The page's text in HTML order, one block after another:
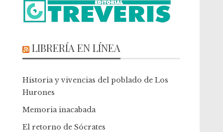
LIBRERÍA EN LÍNEA
Historia y vivencias del poblado de Los
Hurones
Memoria inacabada
El retorno de Sócrates